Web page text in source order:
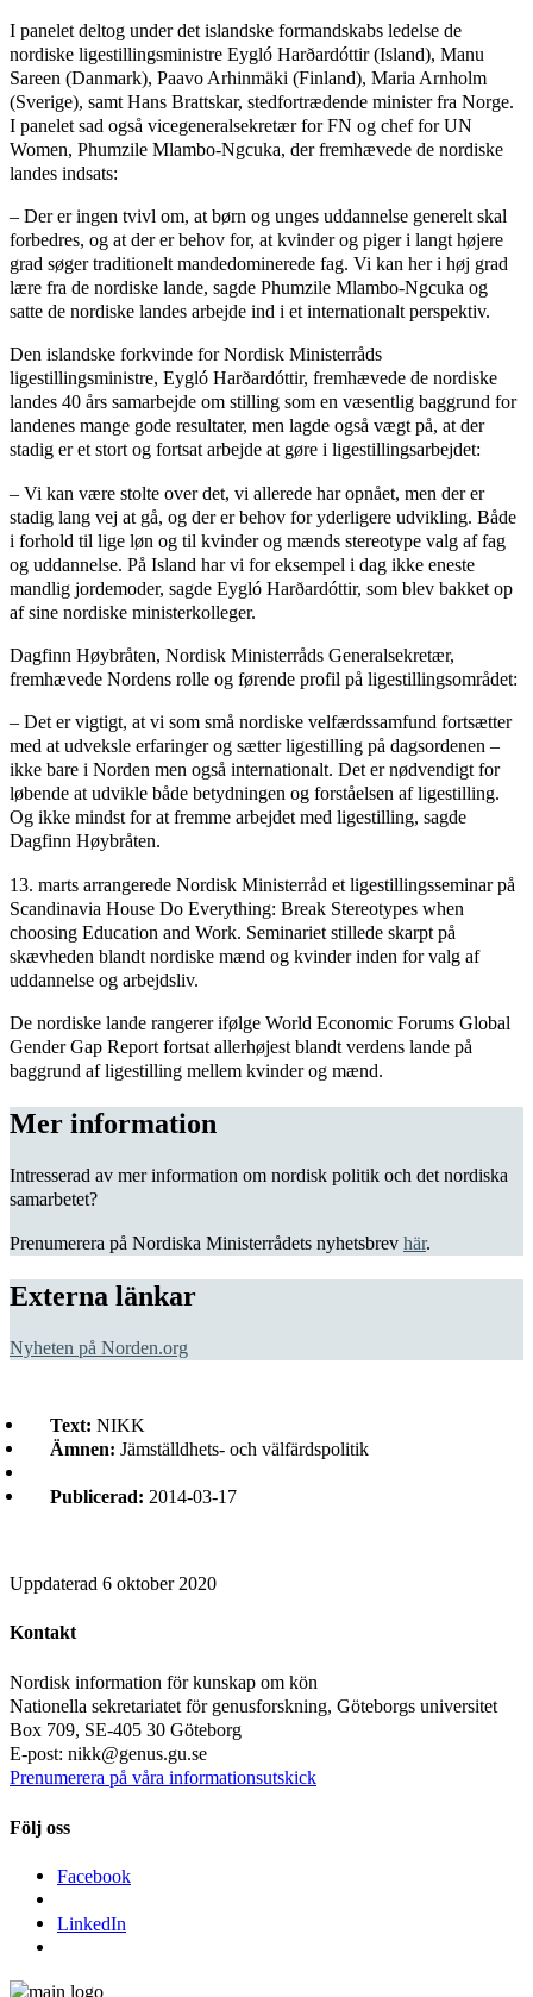
I panelet deltog under det islandske formandskabs ledelse de
nordiske ligestillingsministre Eygló Harðardóttir (Island), Manu
Sareen (Danmark), Paavo Arhinmäki (Finland), Maria Arnholm
(Sverige), samt Hans Brattskar, stedfortrædende minister fra Norge.
I panelet sad også vicegeneralsekretær for FN og chef for UN
Women, Phumzile Mlambo-Ngcuka, der fremhævede de nordiske
landes indsats:
– Der er ingen tvivl om, at børn og unges uddannelse generelt skal
forbedres, og at der er behov for, at kvinder og piger i langt højere
grad søger traditionelt mandedominerede fag. Vi kan her i høj grad
lære fra de nordiske lande, sagde Phumzile Mlambo-Ngcuka og
satte de nordiske landes arbejde ind i et internationalt perspektiv.
Den islandske forkvinde for Nordisk Ministerråds
ligestillingsministre, Eygló Harðardóttir, fremhævede de nordiske
landes 40 års samarbejde om stilling som en væsentlig baggrund for
landenes mange gode resultater, men lagde også vægt på, at der
stadig er et stort og fortsat arbejde at gøre i ligestillingsarbejdet:
– Vi kan være stolte over det, vi allerede har opnået, men der er
stadig lang vej at gå, og der er behov for yderligere udvikling. Både
i forhold til lige løn og til kvinder og mænds stereotype valg af fag
og uddannelse. På Island har vi for eksempel i dag ikke eneste
mandlig jordemoder, sagde Eygló Harðardóttir, som blev bakket op
af sine nordiske ministerkolleger.
Dagfinn Høybråten, Nordisk Ministerråds Generalsekretær,
fremhævede Nordens rolle og førende profil på ligestillingsområdet:
– Det er vigtigt, at vi som små nordiske velfærdssamfund fortsætter
med at udveksle erfaringer og sætter ligestilling på dagsordenen –
ikke bare i Norden men også internationalt. Det er nødvendigt for
løbende at udvikle både betydningen og forståelsen af ligestilling.
Og ikke mindst for at fremme arbejdet med ligestilling, sagde
Dagfinn Høybråten.
13. marts arrangerede Nordisk Ministerråd et ligestillingsseminar på
Scandinavia House Do Everything: Break Stereotypes when
choosing Education and Work. Seminariet stillede skarpt på
skævheden blandt nordiske mænd og kvinder inden for valg af
uddannelse og arbejdsliv.
De nordiske lande rangerer ifølge World Economic Forums Global
Gender Gap Report fortsat allerhøjest blandt verdens lande på
baggrund af ligestilling mellem kvinder og mænd.
Mer information
Intresserad av mer information om nordisk politik och det nordiska
samarbetet?
Prenumerera på Nordiska Ministerrådets nyhetsbrev här.
Externa länkar
Nyheten på Norden.org
Text: NIKK
Ämnen: Jämställdhets- och välfärdspolitik
Publicerad: 2014-03-17
Uppdaterad 6 oktober 2020
Kontakt
Nordisk information för kunskap om kön
Nationella sekretariatet för genusforskning, Göteborgs universitet
Box 709, SE-405 30 Göteborg
E-post: nikk@genus.gu.se
Prenumerera på våra informationsutskick
Följ oss
Facebook
LinkedIn